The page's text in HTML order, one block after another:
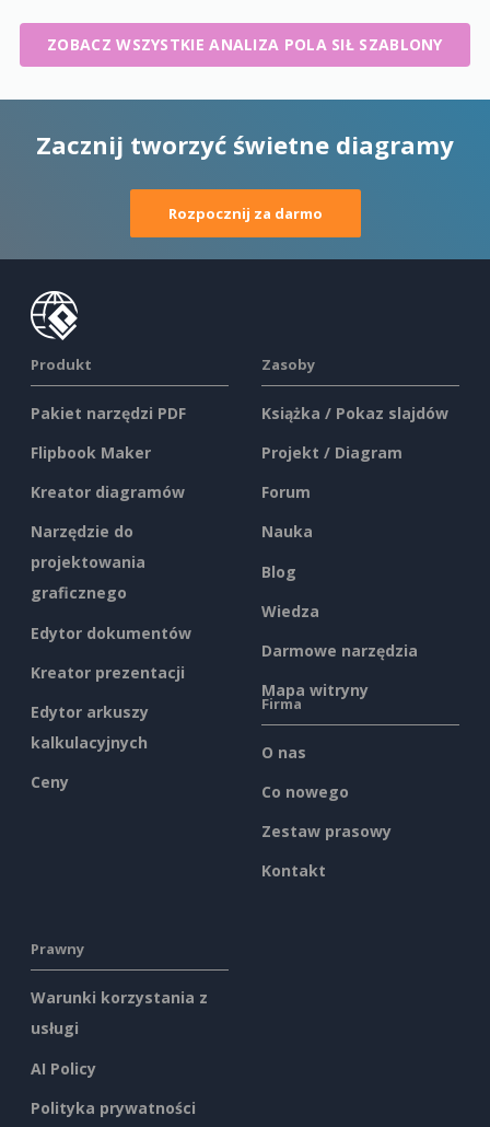
ZOBACZ WSZYSTKIE ANALIZA POLA SIŁ SZABLONY
Zacznij tworzyć świetne diagramy
Rozpocznij za darmo
Produkt
Pakiet narzędzi PDF
Flipbook Maker
Kreator diagramów
Narzędzie do
projektowania
graficznego
Edytor dokumentów
Kreator prezentacji
Edytor arkuszy
kalkulacyjnych
Ceny
Zasoby
Książka / Pokaz slajdów
Projekt / Diagram
Forum
Nauka
Blog
Wiedza
Darmowe narzędzia
Mapa witryny
Firma
O nas
Co nowego
Zestaw prasowy
Kontakt
Prawny
Warunki korzystania z
usługi
AI Policy
Polityka prywatności